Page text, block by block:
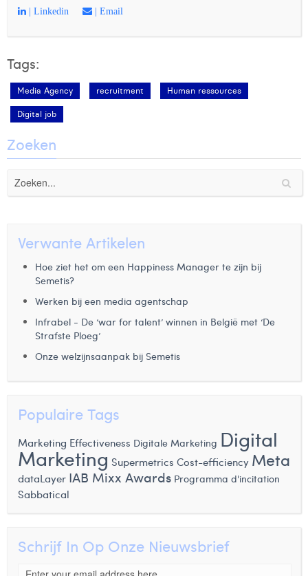
| Linkedin | Email
Tags:
Media Agency recruitment Human ressources
Digital job
Zoeken
Verwante Artikelen
Hoe ziet het om een Happiness Manager te zijn bij
Semetis?
Werken bij een media agentschap
Infrabel - De ‘war for talent’ winnen in België met ‘De
Strafste Ploeg’
Onze welzijnsaanpak bij Semetis
Populaire Tags
Marketing Effectiveness Digitale Marketing Digital
Marketing Supermetrics Cost-efficiency Meta
dataLayer IAB Mixx Awards Programma d'incitation
Sabbatical
Schrijf In Op Onze Nieuwsbrief